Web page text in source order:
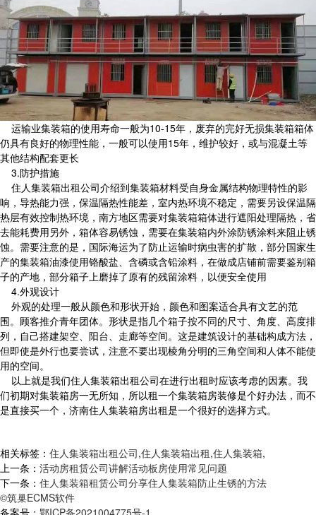
运输业集装箱的使用寿命一般为10-15年，废弃的完好无损集装箱箱体
仍具有良好的物理性能，一般可以使用15年，维护较好，或与混凝土等
其他结构配套更长
3.防护措施
住人集装箱出租公司介绍到集装箱材料受自身金属结构物理特性的影
响，导热能力强，保温隔热性能差，室内热环境不稳定，需要另设保温隔
热层有效控制热环境，南方地区需要对集装箱箱体进行遮阳处理隔热，省
去能耗费用另外，箱体容易锈蚀，需要在集装箱内外涂防锈涂料来阻止锈
蚀。需要注意的是，国际海运为了防止运输时病虫害的扩散，部分国家生
产的集装箱油漆使用铬酸盐、含磷或含铅涂料，在做成店铺前需要鉴别箱
子的产地，部分箱子上磨掉了原有的残留涂料，以便安全使用
4.外观设计
外观的处理一般从颜色和形状开始，颜色和图案适合具有文艺的范
围。顾客推介青年团体。形状是指几个箱子按不同的尺寸、角度、高度排
列，自己搭建架空、阳台、走廊等空间。这是建筑设计的基础构成方法，
但即使是外行也要尝试，注意不要出现棱角分明的三角空间和人体不能使
用的空间。
以上就是我们住人集装箱出租公司在进行出租时应该考虑的因素。我
们初期对集装箱房一无所知，所以租一个集装箱房装修是个好办法，而不
是直接买一个，济南住人集装箱房出租是一个很好的选择方式。
相关标签： 住人集装箱出租公司,住人集装箱出租,住人集装箱,
上一条： 活动房租赁公司讲解活动板房使用常见问题
下一条： 住人集装箱租赁公司分享住人集装箱防止生锈的方法
©筑巢ECMS软件
备案号： 鄂ICP备2021004775号-1